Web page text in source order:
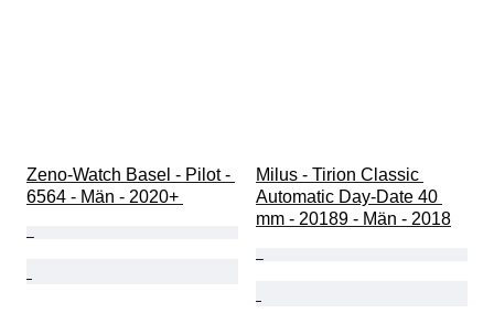
Zeno-Watch Basel - Pilot -
6564 - Män - 2020+
Milus - Tirion Classic
Automatic Day-Date 40
mm - 20189 - Män - 2018